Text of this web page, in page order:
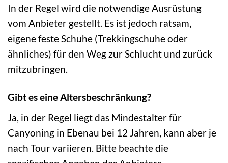
In der Regel wird die notwendige Ausrüstung
vom Anbieter gestellt. Es ist jedoch ratsam,
eigene feste Schuhe (Trekkingschuhe oder
ähnliches) für den Weg zur Schlucht und zurück
mitzubringen.
Gibt es eine Altersbeschränkung?
Ja, in der Regel liegt das Mindestalter für
Canyoning in Ebenau bei 12 Jahren, kann aber je
nach Tour variieren. Bitte beachte die